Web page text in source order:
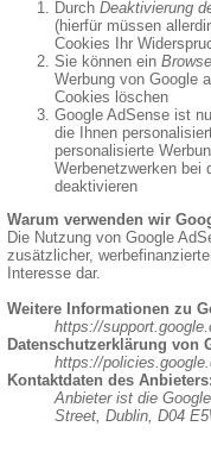
Durch Deaktivierung
(hierfür müssen
Cookies Ihr
Sie können ein
Werbung von Google
Cookies löschen
Google AdSense ist
die Ihnen
personalisierte
Werbenetzwerken bei
deaktivieren
Warum verwenden wir
Die Nutzung von Google
zusätzlicher,
Interesse dar.
Weitere Informationen zu
https://
Datenschutzerklärung von
https://
Kontaktdaten des Anbieters:
Anbieter ist die
Street, Dublin, D04